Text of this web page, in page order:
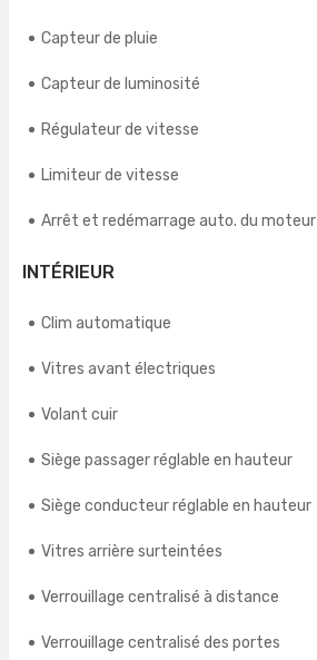
Capteur de pluie
Capteur de luminosité
Régulateur de vitesse
Limiteur de vitesse
Arrêt et redémarrage auto. du moteur
INTÉRIEUR
Clim automatique
Vitres avant électriques
Volant cuir
Siège passager réglable en hauteur
Siège conducteur réglable en hauteur
Vitres arrière surteintées
Verrouillage centralisé à distance
Verrouillage centralisé des portes